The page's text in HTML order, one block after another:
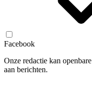
Facebook
Onze redactie kan
aan berichten.